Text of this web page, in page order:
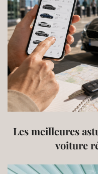
Les meilleures
voiture